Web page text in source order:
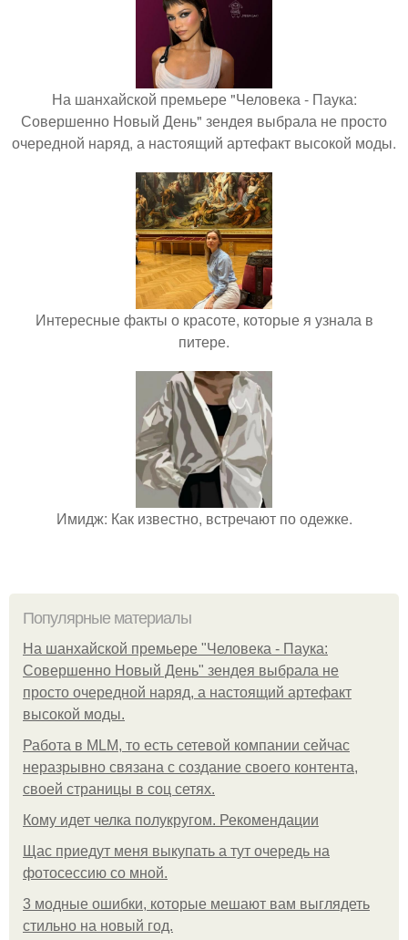
На шанхайской премьере "Человека - Паука:
Совершенно Новый День" зендея выбрала не просто
очередной наряд, а настоящий артефакт высокой моды.
Интересные факты о красоте, которые я узнала в
питере.
Имидж: Как известно, встречают по одежке.
Популярные материалы
На шанхайской премьере "Человека - Паука:
Совершенно Новый День" зендея выбрала не
просто очередной наряд, а настоящий артефакт
высокой моды.
Работа в MLM, то есть сетевой компании сейчас
неразрывно связана с создание своего контента,
своей страницы в соц сетях.
Кому идет челка полукругом. Рекомендации
Щас приедут меня выкупать а тут очередь на
фотосессию со мной.
3 модные ошибки, которые мешают вам выглядеть
стильно на новый год.